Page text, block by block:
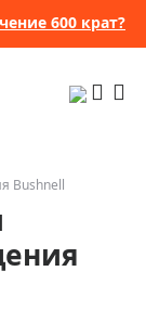
600 крат?
Bushnell